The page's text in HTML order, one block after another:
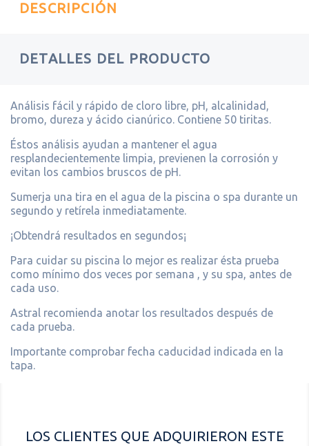
DESCRIPCIÓN
DETALLES DEL PRODUCTO
Análisis fácil y rápido de cloro libre, pH, alcalinidad,
bromo, dureza y ácido cianúrico. Contiene 50 tiritas.
Éstos análisis ayudan a mantener el agua
resplandecientemente limpia, previenen la corrosión y
evitan los cambios bruscos de pH.
Sumerja una tira en el agua de la piscina o spa durante un
segundo y retírela inmediatamente.
¡Obtendrá resultados en segundos¡
Para cuidar su piscina lo mejor es realizar ésta prueba
como mínimo dos veces por semana , y su spa, antes de
cada uso.
Astral recomienda anotar los resultados después de
cada prueba.
Importante comprobar fecha caducidad indicada en la
tapa.
LOS CLIENTES QUE ADQUIRIERON ESTE